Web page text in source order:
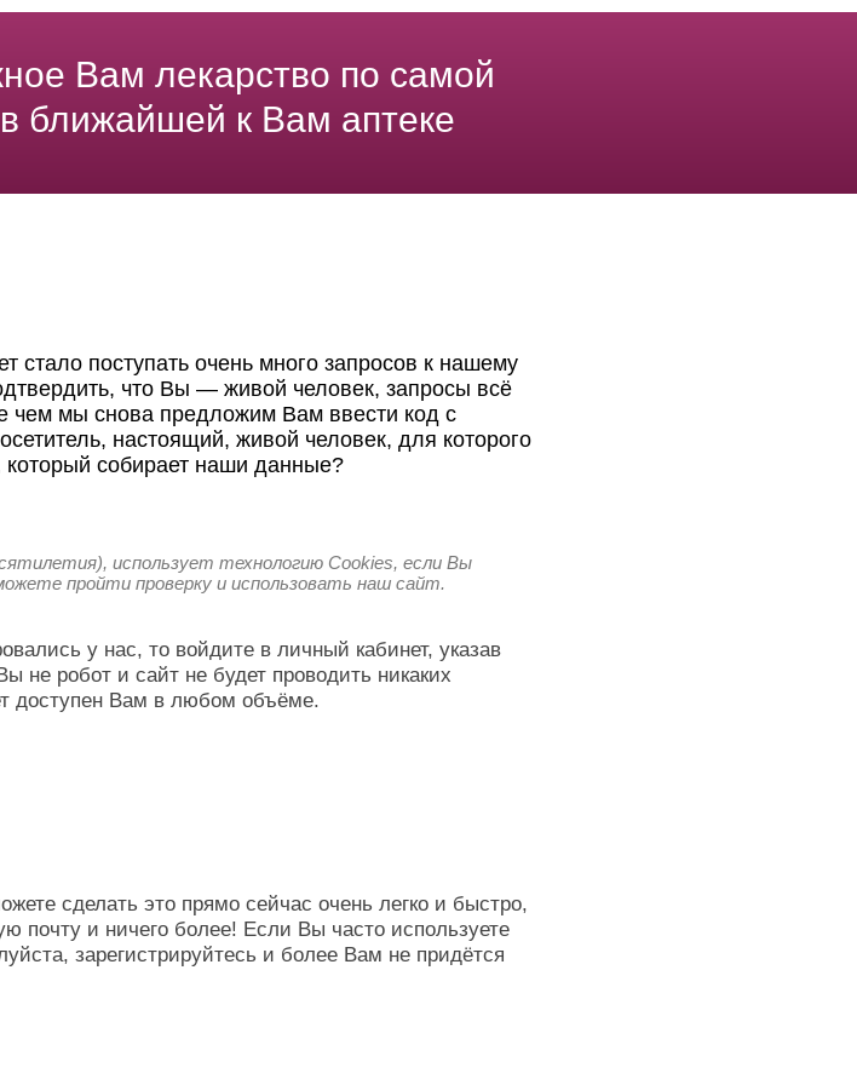
Вам лекарство по самой
ближайшей к Вам аптеке
стало поступать очень много запросов к нашему
что Вы — живой человек, запросы всё
чем мы снова предложим Вам ввести код с
настоящий, живой человек, для которого
который собирает наши данные?
использует технологию Cookies, если Вы
пройти проверку и использовать наш сайт.
у нас, то войдите в личный кабинет, указав
не робот и сайт не будет проводить никаких
доступен Вам в любом объёме.
сделать это прямо сейчас очень легко и быстро,
почту и ничего более! Если Вы часто используете
зарегистрируйтесь и более Вам не придётся